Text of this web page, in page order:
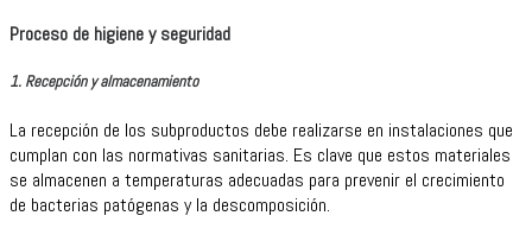
Proceso de higiene y seguridad
1. Recepción y almacenamiento
La recepción de los subproductos debe realizarse en instalaciones que
cumplan con las normativas sanitarias. Es clave que estos materiales
se almacenen a temperaturas adecuadas para prevenir el crecimiento
de bacterias patógenas y la descomposición.